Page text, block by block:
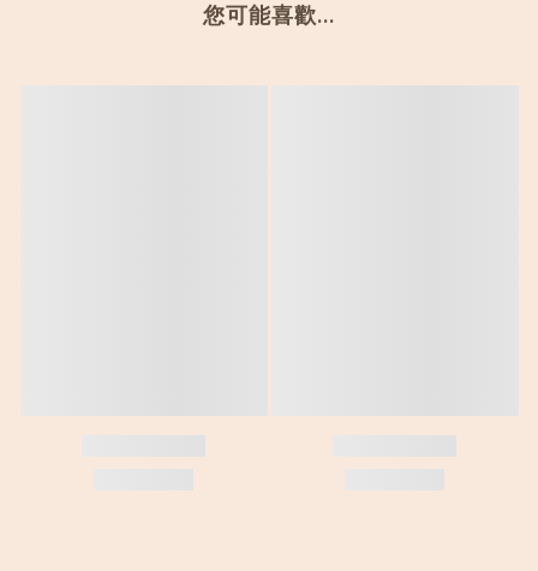
您可能喜歡...